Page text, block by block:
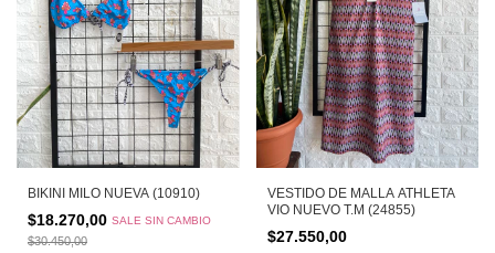
BIKINI MILO NUEVA (10910)
$18.270,00 SALE SIN CAMBIO
$30.450,00
VESTIDO DE MALLA ATHLETA
VIO NUEVO T.M (24855)
$27.550,00